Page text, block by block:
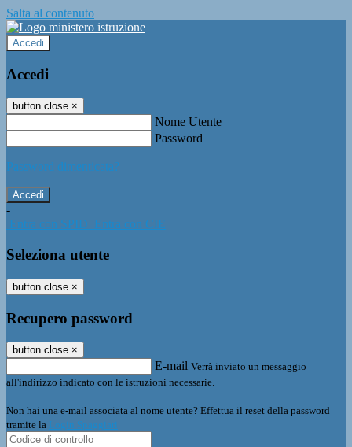
Salta al contenuto
Accedi
Accedi
button close ×
Nome Utente
Password
Password dimenticata?
-
Entra con SPID Entra con CIE
Seleziona utente
button close ×
Recupero password
button close ×
E-mail Verrà inviato un messaggio
all'indirizzo indicato con le istruzioni necessarie.
Non hai una e-mail associata al nome utente? Effettua il reset della password
tramite la Login Spaggiari